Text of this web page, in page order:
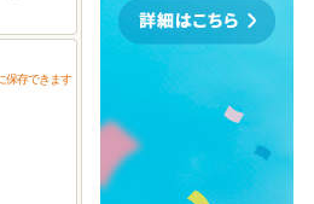
保存できます